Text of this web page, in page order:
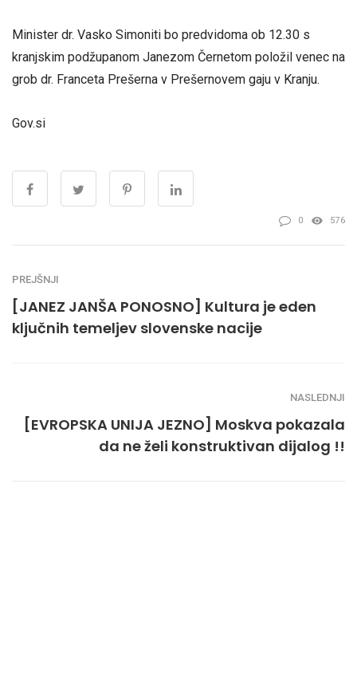
Minister dr. Vasko Simoniti bo predvidoma ob 12.30 s
kranjskim podžupanom Janezom Černetom položil venec na
grob dr. Franceta Prešerna v Prešernovem gaju v Kranju.
Gov.si
0 576
PREJŠNJI
[JANEZ JANŠA PONOSNO] Kultura je eden
ključnih temeljev slovenske nacije
NASLEDNJI
[EVROPSKA UNIJA JEZNO] Moskva pokazala
da ne želi konstruktivan dijalog !!